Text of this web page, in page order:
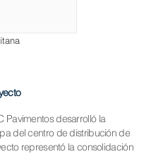
Pavimentos desarrolló la
del centro de distribución de
representó la consolidación